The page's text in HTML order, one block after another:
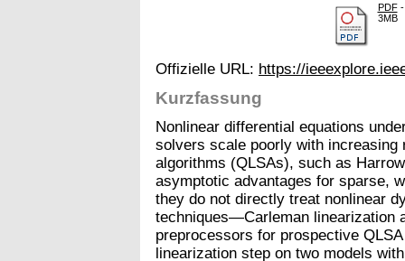
PDF-
3MB
Offizielle URL: https://
Kurzfassung
Nonlinear differential equations
solvers scale poorly with
algorithms (QLSAs), such as
asymptotic advantages for sparse,
they do not directly treat nonlinear
techniques—Carleman linearization
preprocessors for prospective
linearization step on two models